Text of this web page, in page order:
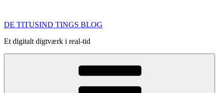
indhold
DE TITUSIND TINGS BLOG
Et digitalt digtværk i real-tid